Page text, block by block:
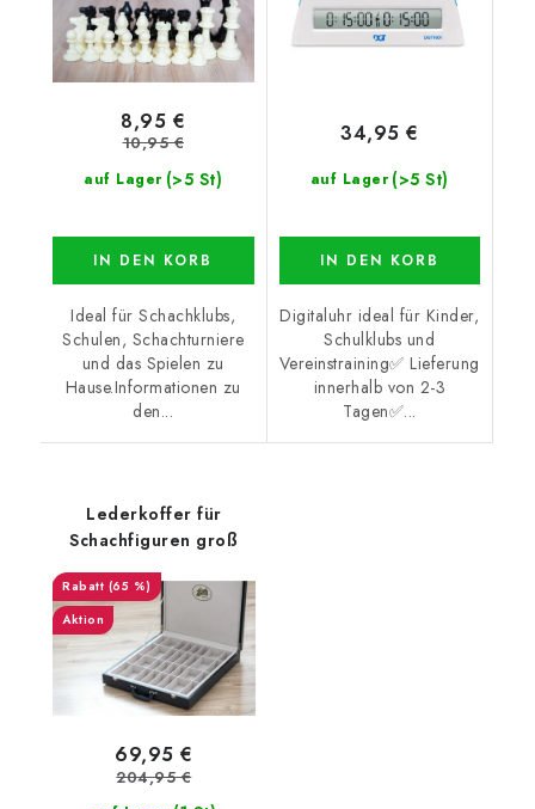
auf Lager (>5 St)
8,95 €
10,95 €
IN DEN KORB
Ideal für Schachklubs,
Schulen, Schachturniere
und das Spielen zu
Hause.Informationen zu
den...
auf Lager (>5 St)
34,95 €
IN DEN KORB
Digitaluhr ideal für Kinder,
Schulklubs und
Vereinstraining✅ Lieferung
innerhalb von 2-3
Tagen✅...
Lederkoffer für
Schachfiguren groß
(65 %)
Aktion
69,95 €
204,95 €